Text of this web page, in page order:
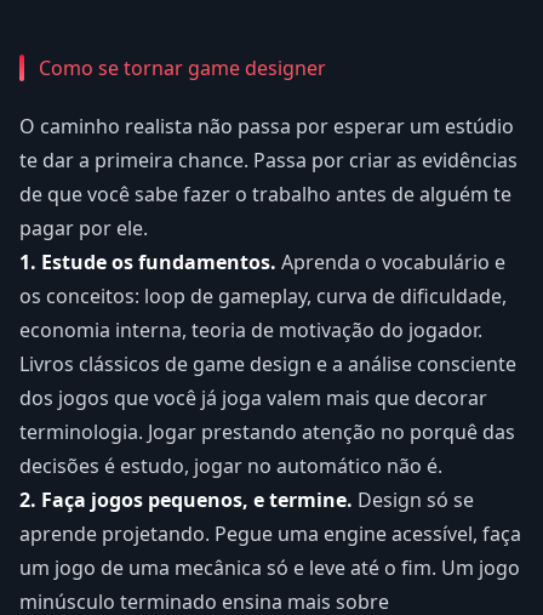
Como se tornar game designer
O caminho realista não passa por esperar um estúdio
te dar a primeira chance. Passa por criar as evidências
de que você sabe fazer o trabalho antes de alguém te
pagar por ele.
1. Estude os fundamentos. Aprenda o vocabulário e
os conceitos: loop de gameplay, curva de dificuldade,
economia interna, teoria de motivação do jogador.
Livros clássicos de game design e a análise consciente
dos jogos que você já joga valem mais que decorar
terminologia. Jogar prestando atenção no porquê das
decisões é estudo, jogar no automático não é.
2. Faça jogos pequenos, e termine. Design só se
aprende projetando. Pegue uma engine acessível, faça
um jogo de uma mecânica só e leve até o fim. Um jogo
minúsculo terminado ensina mais sobre